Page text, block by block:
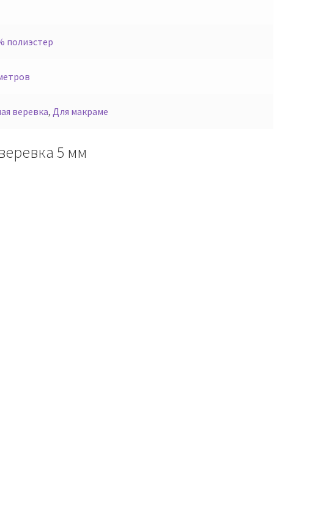
полиэстер
веревка, Для макраме
5 мм